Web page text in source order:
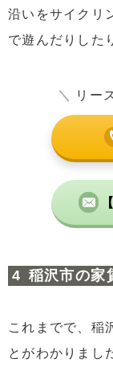
沿いをサイクリ
で遊んだりした
＼ リー
稲沢市の家
これまでで、稲
とがわかりまし